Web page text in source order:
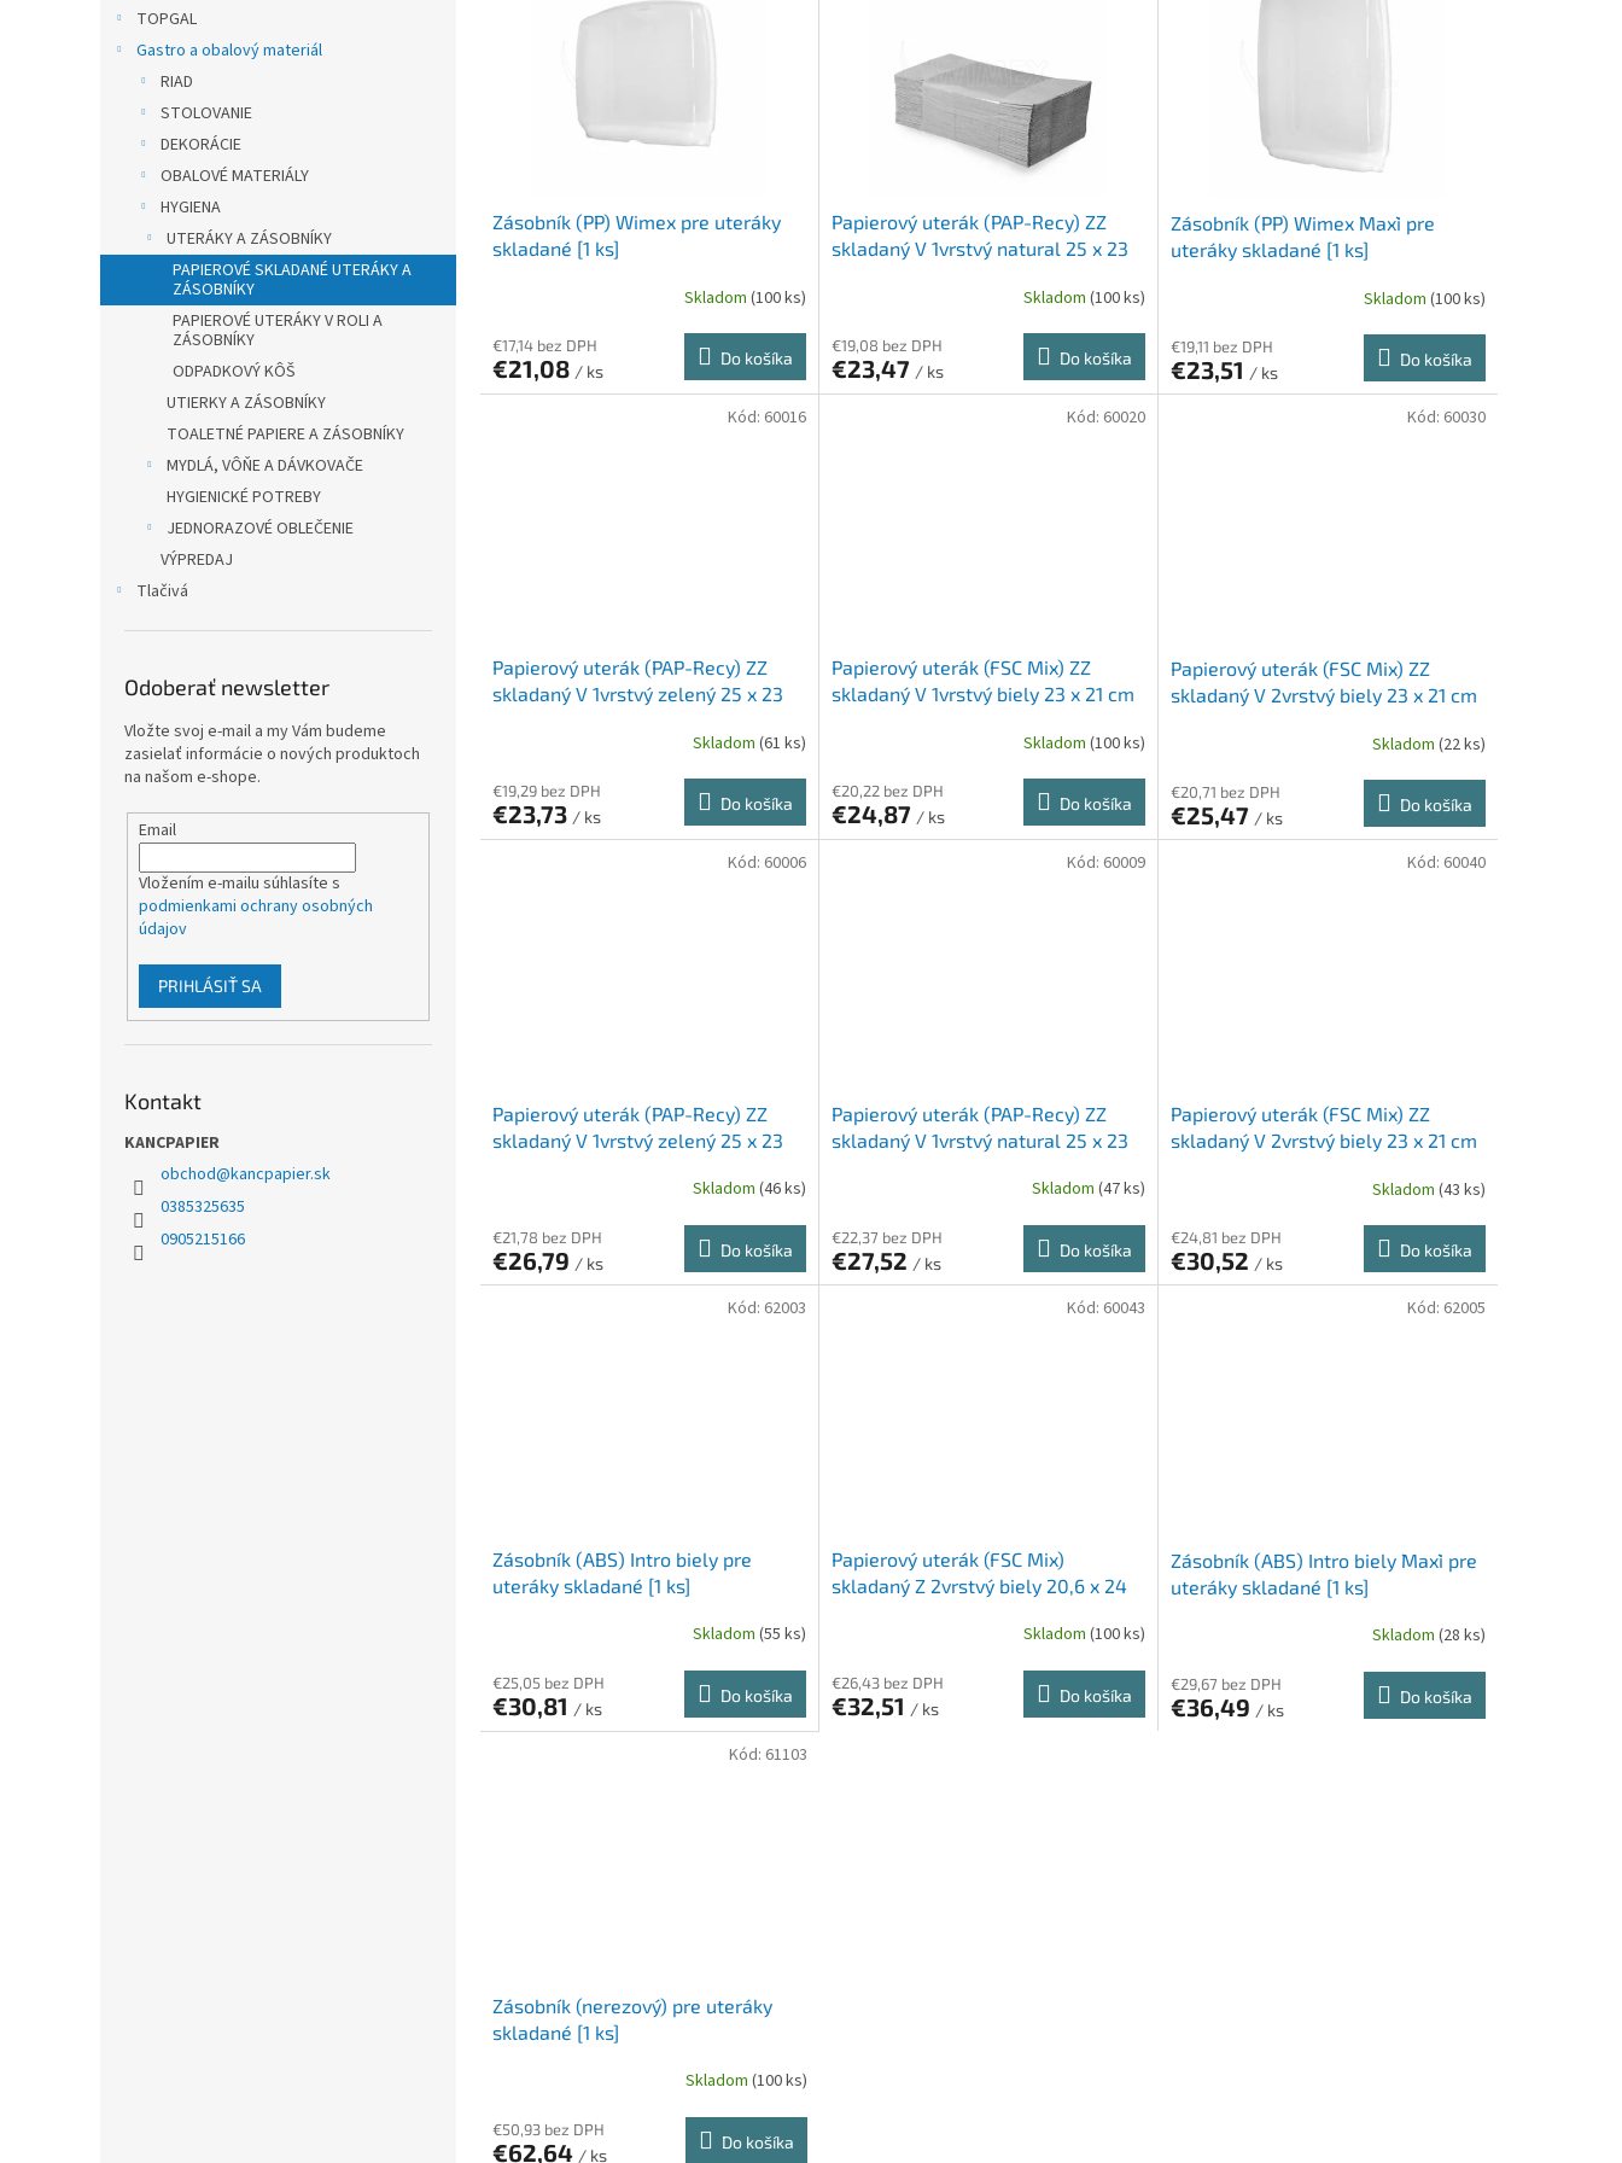
TOPGAL
Gastro a obalový materiál
RIAD
STOLOVANIE
DEKORÁCIE
OBALOVÉ MATERIÁLY
HYGIENA
UTERÁKY A ZÁSOBNÍKY
PAPIEROVÉ SKLADANÉ UTERÁKY A
ZÁSOBNÍKY
PAPIEROVÉ UTERÁKY V ROLI A
ZÁSOBNÍKY
ODPADKOVÝ KÔŠ
UTIERKY A ZÁSOBNÍKY
TOALETNÉ PAPIERE A ZÁSOBNÍKY
MYDLÁ, VÔŇE A DÁVKOVAČE
HYGIENICKÉ POTREBY
JEDNORAZOVÉ OBLEČENIE
VÝPREDAJ
Tlačivá
Odoberať newsletter
Vložte svoj e-mail a my Vám budeme
zasielať informácie o nových produktoch
na našom e-shope.
Email
Vložením e-mailu súhlasíte s
podmienkami ochrany osobných
údajov
PRIHLÁSIŤ SA
Kontakt
KANCPAPIER
obchod@kancpapier.sk
0385325635
0905215166
Zásobník (PP) Wimex pre uteráky
skladané [1 ks]
Skladom (100 ks)
€17,14 bez DPH
€21,08 / ks
Do košíka
Papierový uterák (PAP-Recy) ZZ
skladaný V 1vrstvý natural 25 x 23
Skladom (100 ks)
€19,08 bez DPH
€23,47 / ks
Do košíka
Zásobník (PP) Wimex `Maxi` pre
uteráky skladané [1 ks]
Skladom (100 ks)
€19,11 bez DPH
€23,51 / ks
Do košíka
Papierový uterák (PAP-Recy) ZZ
skladaný V 1vrstvý zelený 25 x 23
Skladom (61 ks)
€19,29 bez DPH
€23,73 / ks
Do košíka
Kód: 60016
Papierový uterák (FSC Mix) ZZ
skladaný V 1vrstvý biely 23 x 21 cm
Skladom (100 ks)
€20,22 bez DPH
€24,87 / ks
Do košíka
Kód: 60020
Papierový uterák (FSC Mix) ZZ
skladaný V 2vrstvý biely 23 x 21 cm
Skladom (22 ks)
€20,71 bez DPH
€25,47 / ks
Do košíka
Kód: 60030
Papierový uterák (PAP-Recy) ZZ
skladaný V 1vrstvý zelený 25 x 23
Skladom (46 ks)
€21,78 bez DPH
€26,79 / ks
Do košíka
Kód: 60006
Papierový uterák (PAP-Recy) ZZ
skladaný V 1vrstvý natural 25 x 23
Skladom (47 ks)
€22,37 bez DPH
€27,52 / ks
Do košíka
Kód: 60009
Papierový uterák (FSC Mix) ZZ
skladaný V 2vrstvý biely 23 x 21 cm
Skladom (43 ks)
€24,81 bez DPH
€30,52 / ks
Do košíka
Kód: 60040
Zásobník (ABS) Intro biely pre
uteráky skladané [1 ks]
Skladom (55 ks)
€25,05 bez DPH
€30,81 / ks
Do košíka
Kód: 62003
Papierový uterák (FSC Mix)
skladaný Z 2vrstvý biely 20,6 x 24
Skladom (100 ks)
€26,43 bez DPH
€32,51 / ks
Do košíka
Kód: 60043
Zásobník (ABS) Intro biely `Maxi` pre
uteráky skladané [1 ks]
Skladom (28 ks)
€29,67 bez DPH
€36,49 / ks
Do košíka
Kód: 62005
Zásobník (nerezový) pre uteráky
skladané [1 ks]
Skladom (100 ks)
€50,93 bez DPH
€62,64 / ks
Do košíka
Kód: 61103